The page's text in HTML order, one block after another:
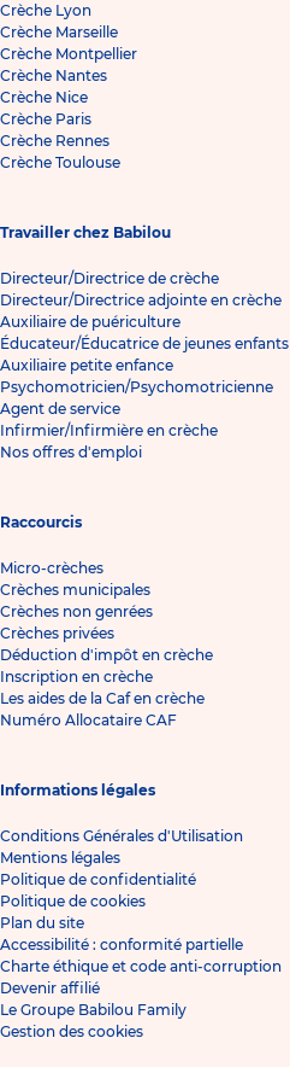
Crèche Lyon
Crèche Marseille
Crèche Montpellier
Crèche Nantes
Crèche Nice
Crèche Paris
Crèche Rennes
Crèche Toulouse
Travailler chez Babilou
Directeur/Directrice de crèche
Directeur/Directrice adjointe en crèche
Auxiliaire de puériculture
Éducateur/Éducatrice de jeunes enfants
Auxiliaire petite enfance
Psychomotricien/Psychomotricienne
Agent de service
Infirmier/Infirmière en crèche
Nos offres d'emploi
Raccourcis
Micro-crèches
Crèches municipales
Crèches non genrées
Crèches privées
Déduction d'impôt en crèche
Inscription en crèche
Les aides de la Caf en crèche
Numéro Allocataire CAF
Informations légales
Conditions Générales d'Utilisation
Mentions légales
Politique de confidentialité
Politique de cookies
Plan du site
Accessibilité : conformité partielle
Charte éthique et code anti-corruption
Devenir affilié
Le Groupe Babilou Family
Gestion des cookies